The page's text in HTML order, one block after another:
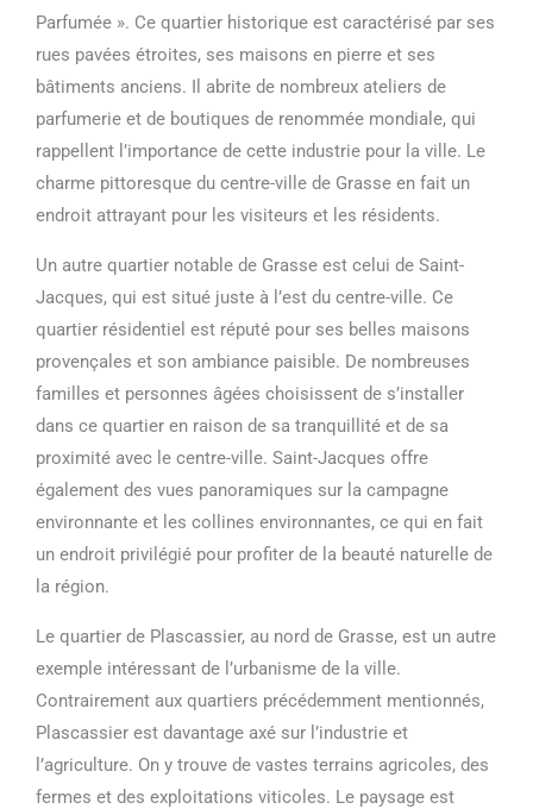
Parfumée ». Ce quartier historique est caractérisé par ses
rues pavées étroites, ses maisons en pierre et ses
bâtiments anciens. Il abrite de nombreux ateliers de
parfumerie et de boutiques de renommée mondiale, qui
rappellent l’importance de cette industrie pour la ville. Le
charme pittoresque du centre-ville de Grasse en fait un
endroit attrayant pour les visiteurs et les résidents.
Un autre quartier notable de Grasse est celui de Saint-
Jacques, qui est situé juste à l’est du centre-ville. Ce
quartier résidentiel est réputé pour ses belles maisons
provençales et son ambiance paisible. De nombreuses
familles et personnes âgées choisissent de s’installer
dans ce quartier en raison de sa tranquillité et de sa
proximité avec le centre-ville. Saint-Jacques offre
également des vues panoramiques sur la campagne
environnante et les collines environnantes, ce qui en fait
un endroit privilégié pour profiter de la beauté naturelle de
la région.
Le quartier de Plascassier, au nord de Grasse, est un autre
exemple intéressant de l’urbanisme de la ville.
Contrairement aux quartiers précédemment mentionnés,
Plascassier est davantage axé sur l’industrie et
l’agriculture. On y trouve de vastes terrains agricoles, des
fermes et des exploitations viticoles. Le paysage est